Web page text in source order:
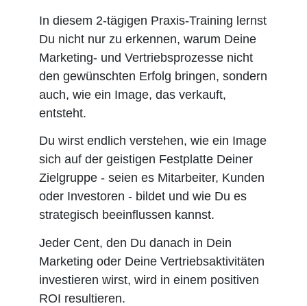
In diesem 2-tägigen Praxis-Training lernst
Du nicht nur zu erkennen, warum Deine
Marketing- und Vertriebsprozesse nicht
den gewünschten Erfolg bringen, sondern
auch, wie ein Image, das verkauft,
entsteht.
Du wirst endlich verstehen, wie ein Image
sich auf der geistigen Festplatte Deiner
Zielgruppe - seien es Mitarbeiter, Kunden
oder Investoren - bildet und wie Du es
strategisch beeinflussen kannst.
Jeder Cent, den Du danach in Dein
Marketing oder Deine Vertriebsaktivitäten
investieren wirst, wird in einem positiven
ROI resultieren.